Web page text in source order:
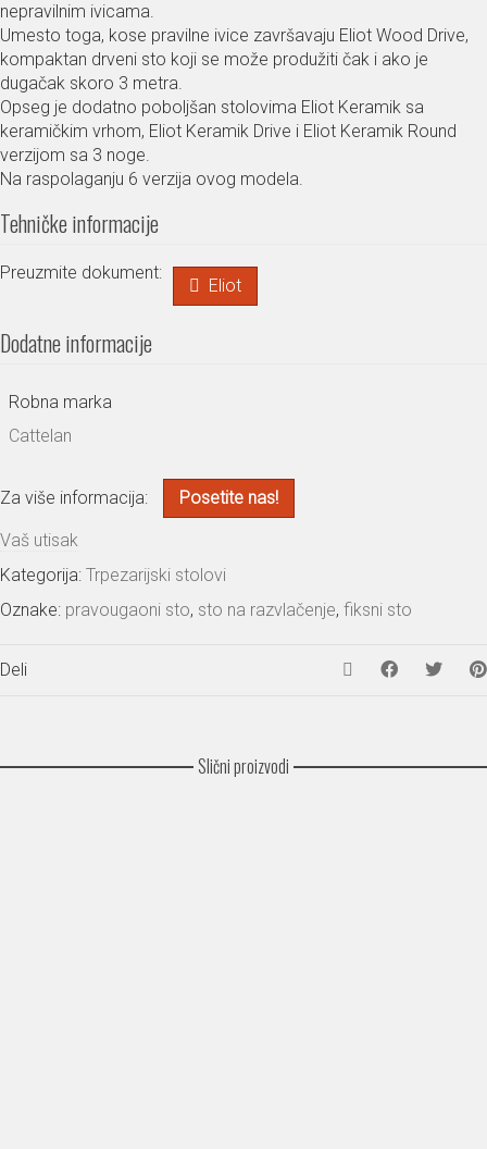
nepravilnim ivicama.
Umesto toga, kose pravilne ivice završavaju Eliot Wood Drive,
kompaktan drveni sto koji se može produžiti čak i ako je
dugačak skoro 3 metra.
Opseg je dodatno poboljšan stolovima Eliot Keramik sa
keramičkim vrhom, Eliot Keramik Drive i Eliot Keramik Round
verzijom sa 3 noge.
Na raspolaganju 6 verzija ovog modela.
Tehničke informacije
Preuzmite dokument:
Eliot
Dodatne informacije
Robna marka
Cattelan
Za više informacija: Posetite nas!
Vaš utisak
Kategorija: Trpezarijski stolovi
Oznake: pravougaoni sto, sto na razvlačenje, fiksni sto
Deli
Slični proizvodi